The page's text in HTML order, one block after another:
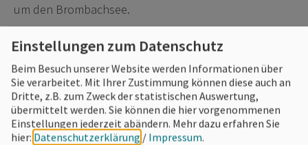
um den Brombachsee.
(Ausnahme: Übernachtungsbereiche wie der
SeeCamping Langlau, die Stellplätze Absberg und
Ramsberg sowie die verschiedenen Hafenanlagen).
Für Spezialmüll wie Windeln und Hundekot
sindSonderbehälteraufgestellt.
Einstellungen zum Datenschutz
Beim Besuch unserer Website werden Informationen über
Sie verarbeitet. Mit Ihrer Zustimmung können diese auch an
Dritte, z.B. zum Zweck der statistischen Auswertung,
übermittelt werden. Sie können die hier vorgenommenen
Einstellungen jederzeit abändern. Mehr dazu erfahren Sie
hier: Datenschutzerklärung / Impressum.